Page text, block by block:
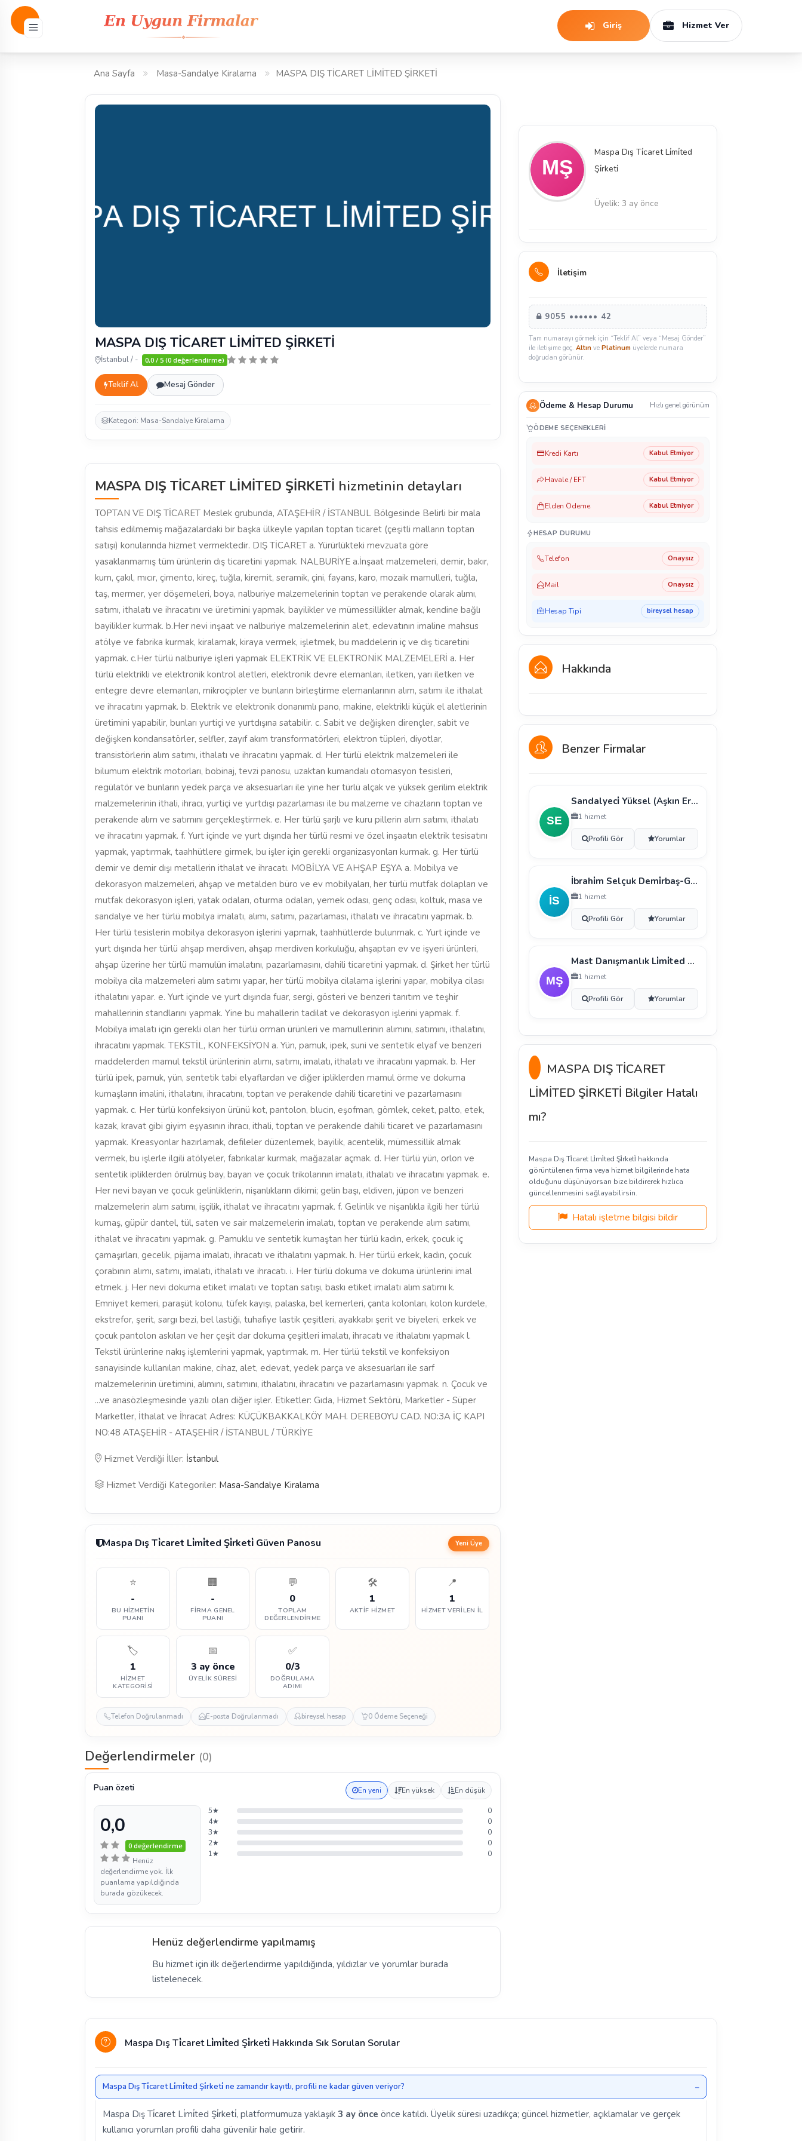
Giriş Hizmet Ver
Ana Sayfa Masa-Sandalye Kiralama MASPA DIŞ TİCARET LİMİTED ŞİRKETİ
MASPA DIŞ TİCARET LİMİTED ŞİRKETİ
İstanbul / - 0,0 / 5 (0 değerlendirme)
Teklif Al Mesaj Gönder
Kategori: Masa-Sandalye Kiralama
MASPA DIŞ TİCARET LİMİTED ŞİRKETİ hizmetinin detayları
TOPTAN VE DIŞ TİCARET Meslek grubunda, ATAŞEHİR / İSTANBUL Bölgesinde Belirli bir mala
tahsis edilmemiş mağazalardaki bir başka ülkeyle yapılan toptan ticaret (çeşitli malların toptan
satışı) konularında hizmet vermektedir. DIŞ TİCARET a. Yürürlükteki mevzuata göre
yasaklanmamış tüm ürünlerin dış ticaretini yapmak. NALBURİYE a.İnşaat malzemeleri, demir, bakır,
kum, çakıl, mıcır, çimento, kireç, tuğla, kiremit, seramik, çini, fayans, karo, mozaik mamulleri, tuğla,
taş, mermer, yer döşemeleri, boya, nalburiye malzemelerinin toptan ve perakende olarak alımı,
satımı, ithalatı ve ihracatını ve üretimini yapmak, bayilikler ve mümessillikler almak, kendine bağlı
bayilikler kurmak. b.Her nevi inşaat ve nalburiye malzemelerinin alet, edevatının imaline mahsus
atölye ve fabrika kurmak, kiralamak, kiraya vermek, işletmek, bu maddelerin iç ve dış ticaretini
yapmak. c.Her türlü nalburiye işleri yapmak ELEKTRİK VE ELEKTRONİK MALZEMELERİ a. Her
türlü elektrikli ve elektronik kontrol aletleri, elektronik devre elemanları, iletken, yarı iletken ve
entegre devre elemanları, mikroçipler ve bunların birleştirme elemanlarının alım, satımı ile ithalat
ve ihracatını yapmak. b. Elektrik ve elektronik donanımlı pano, makine, elektrikli küçük el aletlerinin
üretimini yapabilir, bunları yurtiçi ve yurtdışına satabilir. c. Sabit ve değişken dirençler, sabit ve
değişken kondansatörler, selfler, zayıf akım transformatörleri, elektron tüpleri, diyotlar,
transistörlerin alım satımı, ithalatı ve ihracatını yapmak. d. Her türlü elektrik malzemeleri ile
bilumum elektrik motorları, bobinaj, tevzi panosu, uzaktan kumandalı otomasyon tesisleri,
regülatör ve bunların yedek parça ve aksesuarları ile yine her türlü alçak ve yüksek gerilim elektrik
malzemelerinin ithali, ihracı, yurtiçi ve yurtdışı pazarlaması ile bu malzeme ve cihazların toptan ve
perakende alım ve satımını gerçekleştirmek. e. Her türlü şarjlı ve kuru pillerin alım satımı, ithalatı
ve ihracatını yapmak. f. Yurt içinde ve yurt dışında her türlü resmi ve özel inşaatın elektrik tesisatını
yapmak, yaptırmak, taahhütlere girmek, bu işler için gerekli organizasyonları kurmak. g. Her türlü
demir ve demir dışı metallerin ithalat ve ihracatı. MOBİLYA VE AHŞAP EŞYA a. Mobilya ve
dekorasyon malzemeleri, ahşap ve metalden büro ve ev mobilyaları, her türlü mutfak dolapları ve
mutfak dekorasyon işleri, yatak odaları, oturma odaları, yemek odası, genç odası, koltuk, masa ve
sandalye ve her türlü mobilya imalatı, alımı, satımı, pazarlaması, ithalatı ve ihracatını yapmak. b.
Her türlü tesislerin mobilya dekorasyon işlerini yapmak, taahhütlerde bulunmak. c. Yurt içinde ve
yurt dışında her türlü ahşap merdiven, ahşap merdiven korkuluğu, ahşaptan ev ve işyeri ürünleri,
ahşap üzerine her türlü mamulün imalatını, pazarlamasını, dahili ticaretini yapmak. d. Şirket her türlü
mobilya cila malzemeleri alım satımı yapar, her türlü mobilya cilalama işlerini yapar, mobilya cilası
ithalatını yapar. e. Yurt içinde ve yurt dışında fuar, sergi, gösteri ve benzeri tanıtım ve teşhir
mahallerinin standlarını yapmak. Yine bu mahallerin tadilat ve dekorasyon işlerini yapmak. f.
Mobilya imalatı için gerekli olan her türlü orman ürünleri ve mamullerinin alımını, satımını, ithalatını,
ihracatını yapmak. TEKSTİL, KONFEKSİYON a. Yün, pamuk, ipek, suni ve sentetik elyaf ve benzeri
maddelerden mamul tekstil ürünlerinin alımı, satımı, imalatı, ithalatı ve ihracatını yapmak. b. Her
türlü ipek, pamuk, yün, sentetik tabi elyaflardan ve diğer ipliklerden mamul örme ve dokuma
kumaşların imalini, ithalatını, ihracatını, toptan ve perakende dahili ticaretini ve pazarlamasını
yapmak. c. Her türlü konfeksiyon ürünü kot, pantolon, blucin, eşofman, gömlek, ceket, palto, etek,
kazak, kravat gibi giyim eşyasının ihracı, ithali, toptan ve perakende dahili ticaret ve pazarlamasını
yapmak. Kreasyonlar hazırlamak, defileler düzenlemek, bayilik, acentelik, mümessillik almak
vermek, bu işlerle ilgili atölyeler, fabrikalar kurmak, mağazalar açmak. d. Her türlü yün, orlon ve
sentetik ipliklerden örülmüş bay, bayan ve çocuk trikolarının imalatı, ithalatı ve ihracatını yapmak. e.
Her nevi bayan ve çocuk gelinliklerin, nişanlıkların dikimi; gelin başı, eldiven, jüpon ve benzeri
malzemelerin alım satımı, işçilik, ithalat ve ihracatını yapmak. f. Gelinlik ve nişanlıkla ilgili her türlü
kumaş, güpür dantel, tül, saten ve sair malzemelerin imalatı, toptan ve perakende alım satımı,
ithalat ve ihracatını yapmak. g. Pamuklu ve sentetik kumaştan her türlü kadın, erkek, çocuk iç
çamaşırları, gecelik, pijama imalatı, ihracatı ve ithalatını yapmak. h. Her türlü erkek, kadın, çocuk
çorabının alımı, satımı, imalatı, ithalatı ve ihracatı. i. Her türlü dokuma ve dokuma ürünlerini imal
etmek. j. Her nevi dokuma etiket imalatı ve toptan satışı, baskı etiket imalatı alım satımı k.
Emniyet kemeri, paraşüt kolonu, tüfek kayışı, palaska, bel kemerleri, çanta kolonları, kolon kurdele,
ekstrefor, şerit, sargı bezi, bel lastiği, tuhafiye lastik çeşitleri, ayakkabı şerit ve biyeleri, erkek ve
çocuk pantolon askıları ve her çeşit dar dokuma çeşitleri imalatı, ihracatı ve ithalatını yapmak l.
Tekstil ürünlerine nakış işlemlerini yapmak, yaptırmak. m. Her türlü tekstil ve konfeksiyon
sanayisinde kullanılan makine, cihaz, alet, edevat, yedek parça ve aksesuarları ile sarf
malzemelerinin üretimini, alımını, satımını, ithalatını, ihracatını ve pazarlamasını yapmak. n. Çocuk ve
...ve anasözleşmesinde yazılı olan diğer işler. Etiketler: Gıda, Hizmet Sektörü, Marketler - Süper
Marketler, İthalat ve İhracat Adres: KÜÇÜKBAKKALKÖY MAH. DEREBOYU CAD. NO:3A İÇ KAPI
NO:48 ATAŞEHİR - ATAŞEHİR / İSTANBUL / TÜRKİYE
Hizmet Verdiği İller: İstanbul
Hizmet Verdiği Kategoriler: Masa-Sandalye Kiralama
Maspa Dış Ti̇caret Li̇mi̇ted Şi̇rketi̇ Güven Panosu Yeni Üye
⭐
-
BU HIZMETIN
PUANI
🏢
-
FIRMA GENEL
PUANI
💬
0
TOPLAM
DEĞERLENDIRME
🛠️
1
AKTIF HIZMET
📍
1
HIZMET VERILEN İL
🏷️
1
HIZMET
KATEGORISI
📅
3 ay önce
ÜYELIK SÜRESI
✅
0/3
DOĞRULAMA
ADIMI
Telefon Doğrulanmadı E-posta Doğrulanmadı bireysel hesap 0 Ödeme Seçeneği
Değerlendirmeler (0)
Puan özeti En yeni En yüksek En düşük
0,0
0 değerlendirme
Henüz
değerlendirme yok. İlk
puanlama yapıldığında
burada gözükecek.
5★
0
4★
0
3★
0
2★
0
1★
0
Henüz değerlendirme yapılmamış
Bu hizmet için ilk değerlendirme yapıldığında, yıldızlar ve yorumlar burada
listelenecek.
Maspa Dış Ti̇caret Li̇mi̇ted
Şi̇rketi̇
Üyelik: 3 ay önce
İletişim
9055 •••••• 42
Tam numarayı görmek için “Teklif Al” veya “Mesaj Gönder”
ile iletişime geç. Altınve Platinumüyelerde numara
doğrudan görünür.
Ödeme & Hesap Durumu Hızlı genel görünüm
ÖDEME SEÇENEKLERI
Kredi Kartı Kabul Etmiyor
Havale / EFT Kabul Etmiyor
Elden Ödeme Kabul Etmiyor
HESAP DURUMU
Telefon Onaysız
Mail Onaysız
Hesap Tipi bireysel hesap
Hakkında
Benzer Firmalar
Sandalyeci̇ Yüksel (Aşkın Erbay)
1 hizmet
Profili Gör Yorumlar
İbrahi̇m Selçuk Demi̇rbaş-Garanti̇ Metal Çeli̇k Sandal
1 hizmet
Profili Gör Yorumlar
Mast Danışmanlık Li̇mi̇ted Şi̇rketi̇
1 hizmet
Profili Gör Yorumlar
MASPA DIŞ TİCARET
LİMİTED ŞİRKETİ Bilgiler Hatalı
mı?
Maspa Dış Ti̇caret Li̇mi̇ted Şi̇rketi̇ hakkında
görüntülenen firma veya hizmet bilgilerinde hata
olduğunu düşünüyorsan bize bildirerek hızlıca
güncellenmesini sağlayabilirsin.
Hatalı işletme bilgisi bildir
Maspa Dış Ti̇caret Li̇mi̇ted Şi̇rketi̇ Hakkında Sık Sorulan Sorular
Maspa Dış Ti̇caret Li̇mi̇ted Şi̇rketi̇ ne zamandır kayıtlı, profili ne kadar güven veriyor?
Maspa Dış Ti̇caret Li̇mi̇ted Şi̇rketi̇, platformumuza yaklaşık 3 ay önce önce katıldı. Üyelik süresi uzadıkça; güncel hizmetler, açıklamalar ve gerçek
kullanıcı yorumları profili daha güvenilir hale getirir.